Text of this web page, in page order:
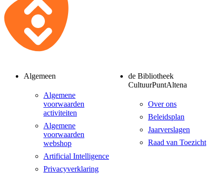
Algemeen
Algemene
voorwaarden
activiteiten
Algemene
voorwaarden
webshop
Artificial Intelligence
Privacyverklaring
de Bibliotheek
CultuurPuntAltena
Over ons
Beleidsplan
Jaarverslagen
Raad van Toezicht